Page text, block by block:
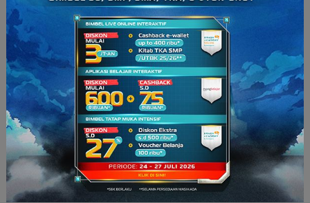
Buah pisang adalah buah terenak di dunia.
Orang kurus biasanya tidak suka dan jarang makan.
Masakan ibu adalah yang terenak di dunia.
Rumah yang lama kosong dan tidak ditempati dipercaya
akan berhantu.
Matematika adalah mata pelajaran yang paling susah dan
banyak dibenci oleh siswa di sekolah.
Anak perempuan pertama biasanya akan mirip ayahnya.
Belajar Bahasa Jepang lebih mudah daripada belajar
Bahasa Mandarin.
BMKG memperkirakan besok akan turun hujan di daerah
Jakarta Barat.
Menurut saya, masakan akan terasa lebih gurih jika diberi
sedikit gula.